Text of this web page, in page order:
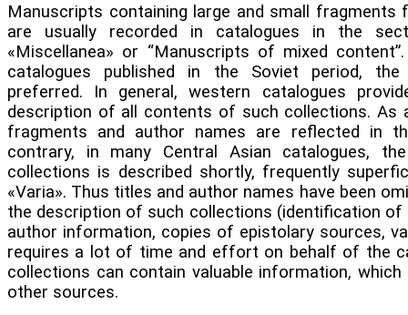
Manuscripts containing large and small fragments
are usually recorded in catalogues in the
«Miscellanea» or “Manuscripts of mixed
catalogues published in the Soviet period,
preferred. In general, western catalogues
description of all contents of such collections. As
fragments and author names are reflected in
contrary, in many Central Asian catalogues,
collections is described shortly, frequently
«Varia». Thus titles and author names have been
the description of such collections (identification
author information, copies of epistolary sources,
requires a lot of time and effort on behalf of the
collections can contain valuable information,
other sources.